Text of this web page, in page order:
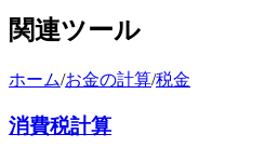
関連ツール
ホーム/お金の計算/税金
消費税計算